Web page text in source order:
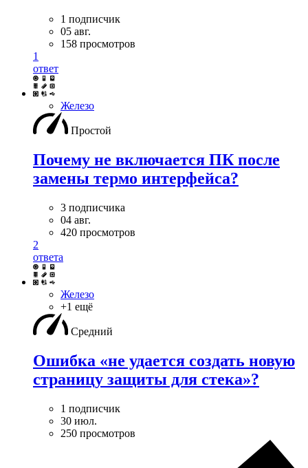
1 подписчик
05 авг.
158 просмотров
1
ответ
Железо
Простой
Почему не включается ПК после
замены термо интерфейса?
3 подписчика
04 авг.
420 просмотров
2
ответа
Железо
+1 ещё
Средний
Ошибка «не удается создать новую
страницу защиты для стека»?
1 подписчик
30 июл.
250 просмотров